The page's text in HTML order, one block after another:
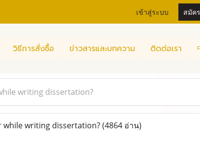
เข้าสู่ระบบ สมัค
วิธีการสั่งซื้อ ข่าวสารและบทความ ติดต่อเรา
writing dissertation?
writing dissertation?(4864 อ่าน)